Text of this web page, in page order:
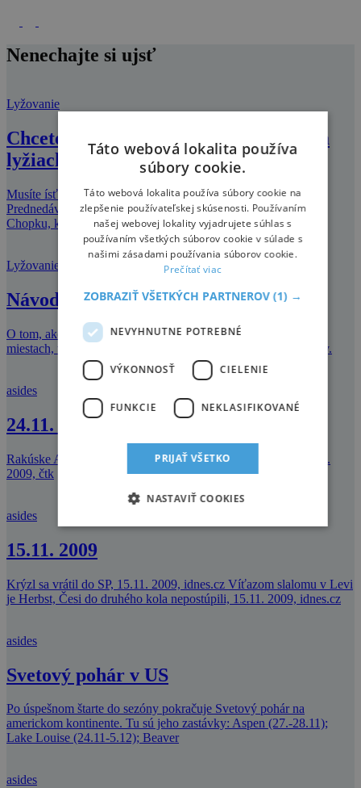
Nenechajte si ujsť
Lyžovanie
Chcete byť najrýchlejším Slovákom na
lyžiach?
Musíte ísť rýchlosťou aspoň 140 kilometrov za hodinu.
Prednedávnom zorganizovala firma RedBull masový zjazd z
Chopku, ktorý vyhral Michal Bekeš. Nezú
Lyžovanie
Návod ako si správne vybrať lyžiarky
O tom, ako si správne vybrať lyžiarky sme písali na viacerých
miestach, tentoraz si ukážeme videonávod ako vyberať lyžiarky.
asides
24.11. 2009
Rakúske Alpy sú bez snehu, lyžiarske strediská si zúfajú, 24.11.
2009, čtk
asides
15.11. 2009
Krýzl sa vrátil do SP, 15.11. 2009, idnes.cz Víťazom slalomu v Levi
je Herbst, Česi do druhého kola nepostúpili, 15.11. 2009, idnes.cz
asides
Svetový pohár v US
Po úspešnom štarte do sezóny pokračuje Svetový pohár na
americkom kontinente. Tu sú jeho zastávky: Aspen (27.-28.11);
Lake Louise (24.11-5.12); Beaver
asides
Táto webová lokalita používa
súbory cookie.
Táto webová lokalita používa súbory cookie na
zlepšenie používateľskej skúsenosti. Používaním
našej webovej lokality vyjadrujete súhlas s
používaním všetkých súborov cookie v súlade s
našimi zásadami používania súborov cookie.
Prečítať viac
ZOBRAZIŤ VŠETKÝCH PARTNEROV (1) →
NEVYHNUTNE POTREBNÉ
VÝKONNOSŤ CIELENIE
FUNKCIE NEKLASIFIKOVANÉ
PRIJAŤ VŠETKO
NASTAVIŤ COOKIES